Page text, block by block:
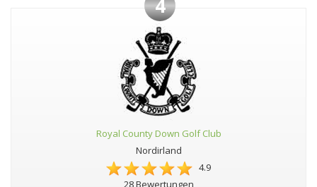
4
Royal County Down Golf Club
Nordirland
4.9
28 Bewertungen